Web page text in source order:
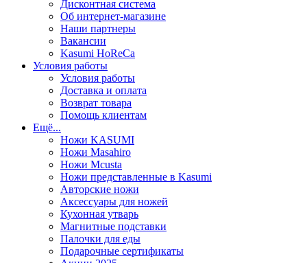
Дисконтная система
Об интернет-магазине
Наши партнеры
Вакансии
Kasumi HoReCa
Условия работы
Условия работы
Доставка и оплата
Возврат товара
Помощь клиентам
Ещё...
Ножи KASUMI
Ножи Masahiro
Ножи Mcusta
Ножи представленные в Kasumi
Авторские ножи
Аксессуары для ножей
Кухонная утварь
Магнитные подставки
Палочки для еды
Подарочные сертификаты